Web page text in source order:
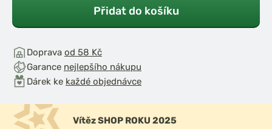
Přidat do košíku
Doprava od 58 Kč
Garance nejlepšího nákupu
Dárek ke každé objednávce
Vítěz SHOP ROKU 2025